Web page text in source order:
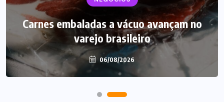
Carnes embaladas a vácuo avançam no
varejo brasileiro
06/08/2026
Starbucks aposta em leite proteico no
Brasil
06/08/2026